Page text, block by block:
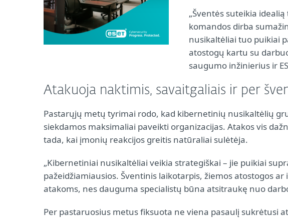
„Šventės suteikia
komandos dirba
nusikaltėliai tuo puikiai
atostogų kartu su
saugumo inžinierius ir
Atakuoja naktimis, savaitgaliais ir per
Pastarųjų metų tyrimai rodo, kad kibernetinių nusikaltėlių
siekdamos maksimaliai paveikti organizacijas. Atakos vis
tada, kai įmonių reakcijos greitis natūraliai sulėtėja.
„Kibernetiniai nusikaltėliai veikia strategiškai – jie puikiai
pažeidžiamiausios. Šventinis laikotarpis, žiemos atostogos
atakoms, nes dauguma specialistų būna atsitraukę nuo
Per pastaruosius metus fiksuota ne viena pasaulį sukrėtusi